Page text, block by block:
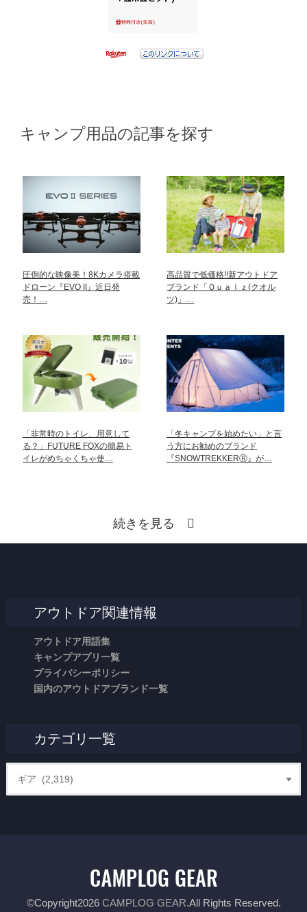
キャンプ用品の記事を探す
圧倒的な映像美！8Kカメラ搭載
ドローン『EVO II』近日発
売！…
高品質で低価格!!新アウトドア
ブランド「Ｑｕａｌｚ(クオル
ツ)」…
「非常時のトイレ、用意して
る？」FUTURE FOXの簡易ト
イレがめちゃくちゃ使…
「冬キャンプを始めたい」と言
う方にお勧めのブランド
『SNOWTREKKERⓇ』が…
続きを見る
アウトドア関連情報
アウトドア用語集
キャンプアプリ一覧
プライバシーポリシー
国内のアウトドアブランド一覧
カテゴリ一覧
©Copyright2026 CAMPLOG GEAR.All Rights Reserved.